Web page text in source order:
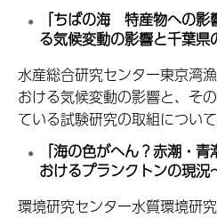
「ちばの海 特産物への
る気候変動の影響と千葉
水産総合研究センター東京湾
おける気候変動の影響と、そ
ている試験研究の取組につい
「海の色がへん？赤潮・
おけるプランクトンの現況
環境研究センター水質環境研